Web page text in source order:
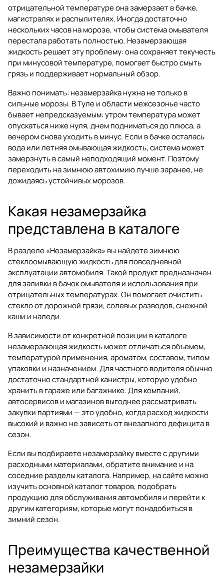
отрицательной температуре она замерзает в бачке,
магистралях и распылителях. Иногда достаточно
нескольких часов на морозе, чтобы система омывателя
перестала работать полностью. Незамерзающая
жидкость решает эту проблему: она сохраняет текучесть
при минусовой температуре, помогает быстро смыть
грязь и поддерживает нормальный обзор.
Важно понимать: незамерзайка нужна не только в
сильные морозы. В Туле и области межсезонье часто
бывает непредсказуемым: утром температура может
опускаться ниже нуля, днем подниматься до плюса, а
вечером снова уходить в минус. Если в бачке осталась
вода или летняя омывающая жидкость, система может
замерзнуть в самый неподходящий момент. Поэтому
переходить на зимнюю автохимию лучше заранее, не
дожидаясь устойчивых морозов.
Какая незамерзайка
представлена в каталоге
В разделе«Незамерзайка» вы найдете зимнюю
стеклоомывающую жидкость для повседневной
эксплуатации автомобиля. Такой продукт предназначен
для заливки в бачок омывателя и использования при
отрицательных температурах. Он помогает очистить
стекло от дорожной грязи, солевых разводов, снежной
каши и наледи.
В зависимости от конкретной позиции в каталоге
незамерзающая жидкость может отличаться объемом,
температурой применения, ароматом, составом, типом
упаковки и назначением. Для частного водителя обычно
достаточно стандартной канистры, которую удобно
хранить в гараже или багажнике. Для компаний,
автосервисов и магазинов выгоднее рассматривать
закупки партиями — это удобно, когда расход жидкости
высокий и важно не зависеть от внезапного дефицита в
сезон.
Если вы подбираете незамерзайку вместе с другими
расходными материалами, обратите внимание и на
соседние разделы каталога. Например, на сайте можно
изучить основной каталог товаров, подобрать
продукцию для обслуживания автомобиля и перейти к
другим категориям, которые могут понадобиться в
зимний сезон.
Преимущества качественной
незамерзайки